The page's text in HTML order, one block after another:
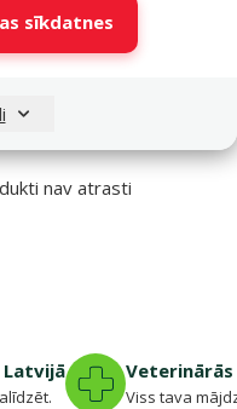
sīkdatnes
Preces grauzējiem
nav atrasti
Latvijā
Viss tava